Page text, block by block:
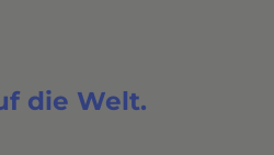
die Welt.